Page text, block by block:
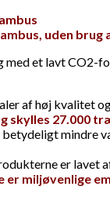
uden
med et lavt CO2-
af høj kvalitet
skylles 27.000
mindre
er lavet
miljøvenlige